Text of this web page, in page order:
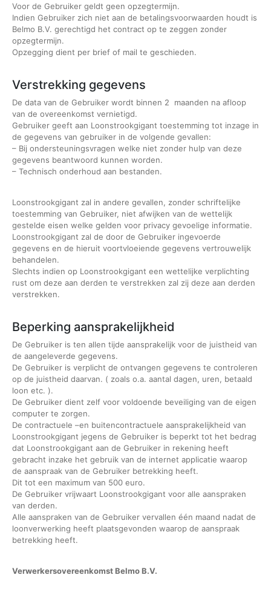
Voor de Gebruiker geldt geen opzegtermijn.
Indien Gebruiker zich niet aan de betalingsvoorwaarden houdt is
Belmo B.V. gerechtigd het contract op te zeggen zonder
opzegtermijn.
Opzegging dient per brief of mail te geschieden.
Verstrekking gegevens
De data van de Gebruiker wordt binnen 2 maanden na afloop
van de overeenkomst vernietigd.
Gebruiker geeft aan Loonstrookgigant toestemming tot inzage in
de gegevens van gebruiker in de volgende gevallen:
– Bij ondersteuningsvragen welke niet zonder hulp van deze
gegevens beantwoord kunnen worden.
– Technisch onderhoud aan bestanden.
Loonstrookgigant zal in andere gevallen, zonder schriftelijke
toestemming van Gebruiker, niet afwijken van de wettelijk
gestelde eisen welke gelden voor privacy gevoelige informatie.
Loonstrookgigant zal de door de Gebruiker ingevoerde
gegevens en de hieruit voortvloeiende gegevens vertrouwelijk
behandelen.
Slechts indien op Loonstrookgigant een wettelijke verplichting
rust om deze aan derden te verstrekken zal zij deze aan derden
verstrekken.
Beperking aansprakelijkheid
De Gebruiker is ten allen tijde aansprakelijk voor de juistheid van
de aangeleverde gegevens.
De Gebruiker is verplicht de ontvangen gegevens te controleren
op de juistheid daarvan. ( zoals o.a. aantal dagen, uren, betaald
loon etc. ).
De Gebruiker dient zelf voor voldoende beveiliging van de eigen
computer te zorgen.
De contractuele –en buitencontractuele aansprakelijkheid van
Loonstrookgigant jegens de Gebruiker is beperkt tot het bedrag
dat Loonstrookgigant aan de Gebruiker in rekening heeft
gebracht inzake het gebruik van de internet applicatie waarop
de aanspraak van de Gebruiker betrekking heeft.
Dit tot een maximum van 500 euro.
De Gebruiker vrijwaart Loonstrookgigant voor alle aanspraken
van derden.
Alle aanspraken van de Gebruiker vervallen één maand nadat de
loonverwerking heeft plaatsgevonden waarop de aanspraak
betrekking heeft.
Verwerkersovereenkomst Belmo B.V.